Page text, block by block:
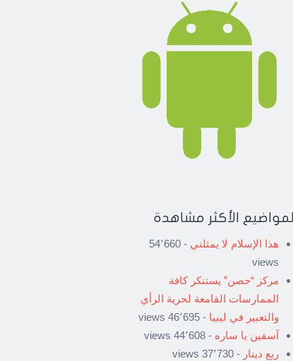
المواضيع الأكثر مشاهدة
هذا الإسلام لا يمثلني
- 54٬660
views
مركز “حصن” يستنكر كافة
الممارسات القامعة لحرية الرأي
والتعبير في ليبيا - 46٬695 views
آسفين يا ساره - 44٬608 views
ربع دينار - 37٬730 views